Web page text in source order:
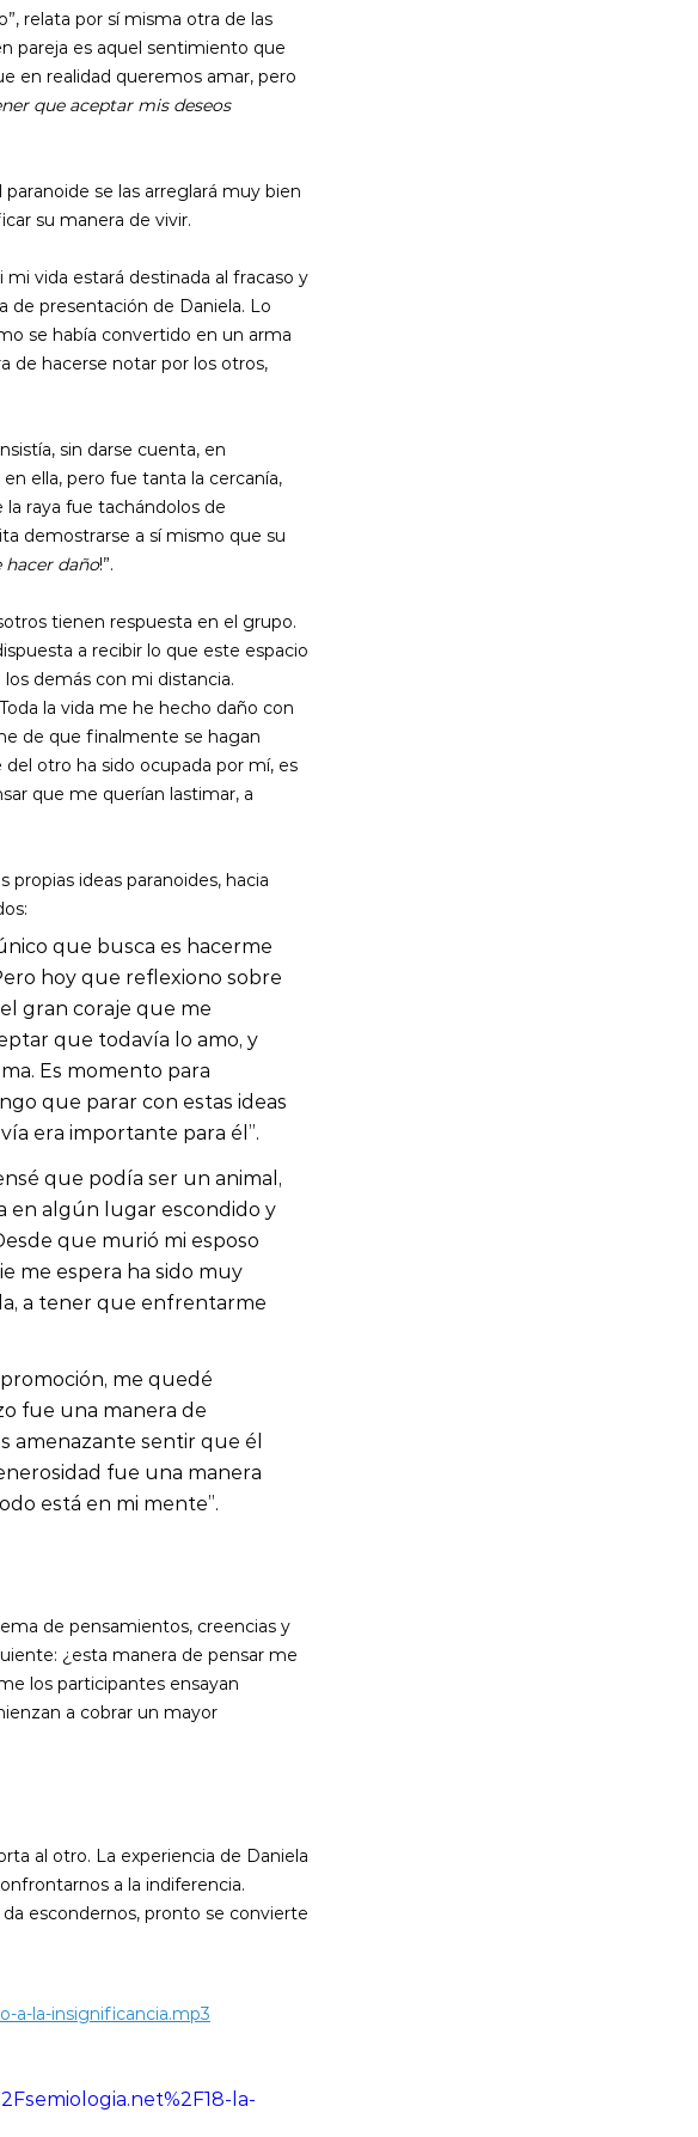
relata por sí misma otra de las
pareja es aquel sentimiento que
en realidad queremos amar, pero
que aceptar mis deseos
se las arreglará muy bien
su manera de vivir.
vida estará destinada al fracaso y
de presentación de Daniela. Lo
se había convertido en un arma
de hacerse notar por los otros,
sin darse cuenta, en
ella, pero fue tanta la cercanía,
raya fue tachándolos de
demostrarse a sí mismo que su
hacer daño!”.
tienen respuesta en el grupo.
a recibir lo que este espacio
demás con mi distancia.
la vida me he hecho daño con
de que finalmente se hagan
otro ha sido ocupada por mí, es
que me querían lastimar, a
ideas paranoides, hacia
que busca es hacerme
hoy que reflexiono sobre
gran coraje que me
que todavía lo amo, y
Es momento para
que parar con estas ideas
era importante para él”.
que podía ser un animal,
en algún lugar escondido y
que murió mi esposo
me espera ha sido muy
a tener que enfrentarme
me quedé
fue una manera de
amenazante sentir que él
fue una manera
está en mi mente”.
de pensamientos, creencias y
¿esta manera de pensar me
los participantes ensayan
a cobrar un mayor
al otro. La experiencia de Daniela
a la indiferencia.
escondernos, pronto se convierte
a-la-insignificancia.mp3
la-